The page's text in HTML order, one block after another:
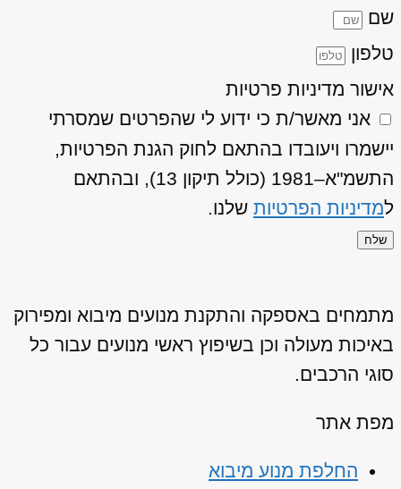
שם
טלפון
אישור מדיניות פרטיות
אני מאשר/ת כי ידוע לי שהפרטים שמסרתי
יישמרו ויעובדו בהתאם לחוק הגנת הפרטיות,
התשמ"א–1981 (כולל תיקון 13), ובהתאם
למדיניות הפרטיות שלנו.
שלח
מתמחים באספקה והתקנת מנועים מיבוא ומפירוק
באיכות מעולה וכן בשיפוץ ראשי מנועים עבור כל
סוגי הרכבים.
מפת אתר
החלפת מנוע מיבוא